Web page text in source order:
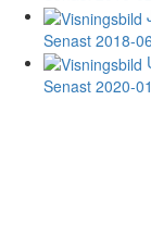
Senast 2018-
Senast 2020-